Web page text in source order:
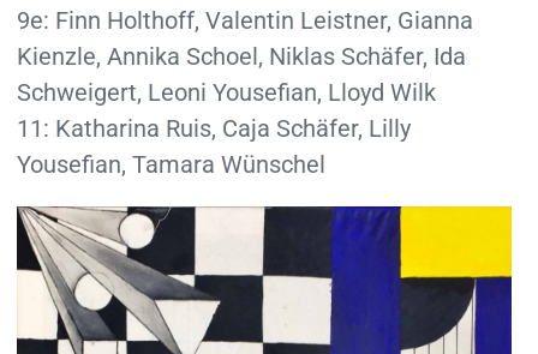
9e: Finn Holthoff, Valentin Leistner, Gianna
Kienzle, Annika Schoel, Niklas Schäfer, Ida
Schweigert, Leoni Yousefian, Lloyd Wilk
11: Katharina Ruis, Caja Schäfer, Lilly
Yousefian, Tamara Wünschel